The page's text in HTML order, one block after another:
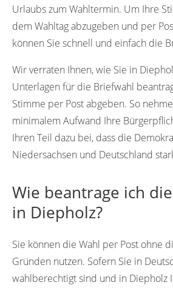
Urlaubs zum Wahltermin. Um Ihre
dem Wahltag abzugeben und per
können Sie schnell und einfach die
Wir verraten Ihnen, wie Sie in
Unterlagen für die Briefwahl
Stimme per Post abgeben. So
minimalem Aufwand Ihre
Ihren Teil dazu bei, dass die
Niedersachsen und Deutschland
Wie beantrage ich
in Diepholz?
Sie können die Wahl per Post ohne
Gründen nutzen. Sofern Sie in
wahlberechtigt sind und in Diepholz